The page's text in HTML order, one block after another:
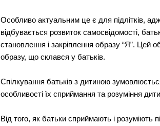
Особливо актуальним це є для підлітків,
відбувається розвиток самосвідомості,
становлення і закріплення образу “Я”. Цей
образу, що склався у батьків.
Спілкування батьків з дитиною
особливості їх сприймання та розуміння
Від того, як батьки сприймають і розуміють